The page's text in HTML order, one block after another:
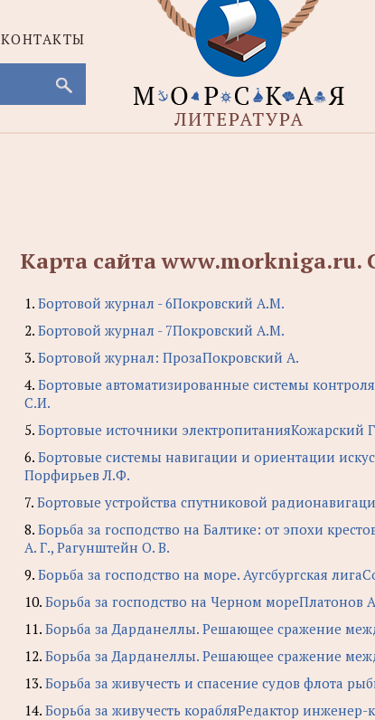
КОНТАКТЫ
Карта сайта www.morkniga.ru.
1. Бортовой журнал - 6Покровский А.М.
2. Бортовой журнал - 7Покровский А.М.
3. Бортовой журнал: ПрозаПокровский А.
4. Бортовые автоматизированные системы
С.И.
5. Бортовые источники электропитанияКожарский
6. Бортовые системы навигации и ориентации
Порфирьев Л.Ф.
7. Бортовые устройства спутниковой
8. Борьба за господство на Балтике: от эпохи
А. Г., Рагунштейн О. В.
9. Борьба за господство на море. Аугсбургская
10. Борьба за господство на Черном мореПлатонов
11. Борьба за Дарданеллы. Решающее сражение
12. Борьба за Дарданеллы. Решающее сражение
13. Борьба за живучесть и спасение судов флота
14. Борьба за живучесть корабляРедактор инженер-